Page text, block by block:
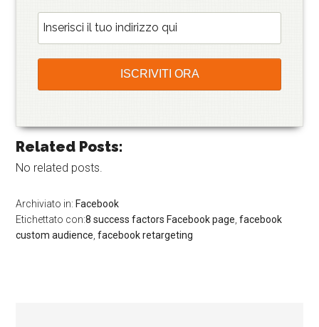
Related Posts:
No related posts.
Archiviato in: Facebook
Etichettato con:8 success factors Facebook page ,facebook
custom audience ,facebook retargeting